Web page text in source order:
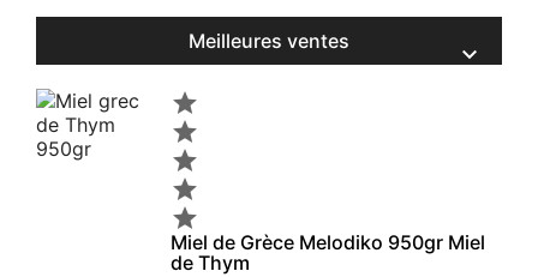
Meilleures ventes






Miel de Grèce Melodiko 950gr Miel
de Thym